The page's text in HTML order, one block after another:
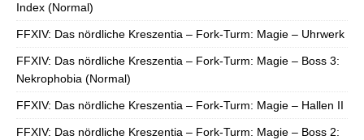
Index (Normal)
FFXIV: Das nördliche Kreszentia – Fork-Turm: Magie – Uhrwerk
FFXIV: Das nördliche Kreszentia – Fork-Turm: Magie – Boss 3:
Nekrophobia (Normal)
FFXIV: Das nördliche Kreszentia – Fork-Turm: Magie – Hallen II
FFXIV: Das nördliche Kreszentia – Fork-Turm: Magie – Boss 2: